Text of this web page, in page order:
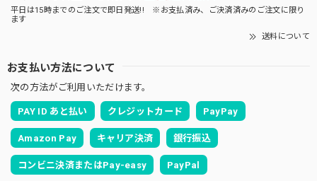
平日は15時までのご注文で即日発送!! ※お支払済み、ご決済済みのご注文に限り
ます
送料について
お支払い方法について
次の方法がご利用いただけます。
PAY ID あと払い クレジットカード PayPay
Amazon Pay キャリア決済 銀行振込
コンビニ決済またはPay-easy PayPal